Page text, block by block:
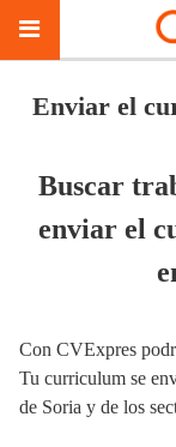
Enviar el
Buscar
enviar el
Con CVExpres
Tu curriculum se
de Soria y de los